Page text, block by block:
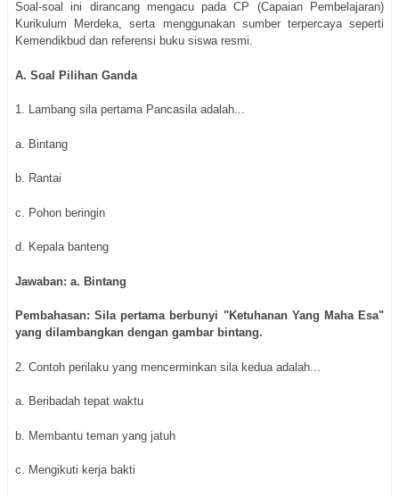
Soal-soal ini dirancang mengacu pada CP (Capaian Pembelajaran)
Kurikulum Merdeka, serta menggunakan sumber terpercaya seperti
Kemendikbud dan referensi buku siswa resmi.
A. Soal Pilihan Ganda
1. Lambang sila pertama Pancasila adalah...
a. Bintang
b. Rantai
c. Pohon beringin
d. Kepala banteng
Jawaban: a. Bintang
Pembahasan: Sila pertama berbunyi "Ketuhanan Yang Maha Esa"
yang dilambangkan dengan gambar bintang.
2. Contoh perilaku yang mencerminkan sila kedua adalah...
a. Beribadah tepat waktu
b. Membantu teman yang jatuh
c. Mengikuti kerja bakti